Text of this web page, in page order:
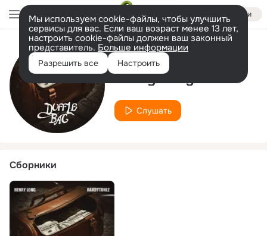
Войти
Мы используем cookie-файлы, чтобы улучшить
сервисы для вас. Если ваш возраст менее 13 лет,
настроить cookie-файлы должен ваш законный
представитель. Больше информации
Разрешить все Настроить
Исполнитель
Henry Long
Слушать
Сборники